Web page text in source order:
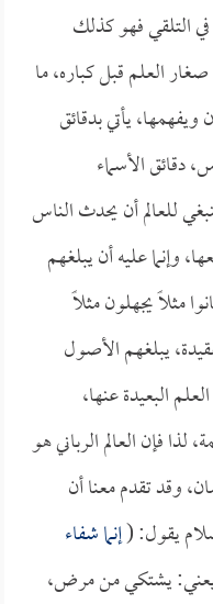
التلقي فهو كذلك
العلم قبل كباره، ما
يأتي بدقائق
دقائق الأسماء
للعالم أن يحدث الناس
وإنما عليه أن يبلغهم
مثلاً يجهلون مثلاً
يبلغهم الأصول
البعيدة عنها،
فإن العالم الرباني هو
وقد تقدم معنا أن
يقول: (إنما شفاء
يشتكي من مرض،